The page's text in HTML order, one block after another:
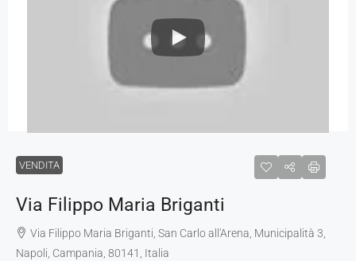
VENDITA
Via Filippo Maria Briganti
Via Filippo Maria Briganti, San Carlo all'Arena, Municipalità 3,
Napoli, Campania, 80141, Italia